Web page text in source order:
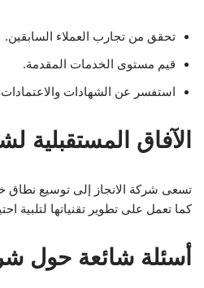
تحقق من تجارب العملاء السابقين.
قيم مستوى الخدمات المقدمة.
استفسر عن الشهادات
الآفاق المستقبلية
تسعى شركة الانجاز إلى توسيع نطاق
كما تعمل على تطوير تقنياتها لتلبية
أسئلة شائعة حول